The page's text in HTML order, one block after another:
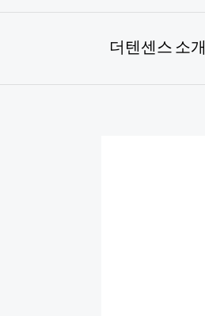
더텐센스 소개